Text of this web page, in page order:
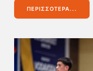
ΠΕΡΙΣΣΌΤΕΡΑ...